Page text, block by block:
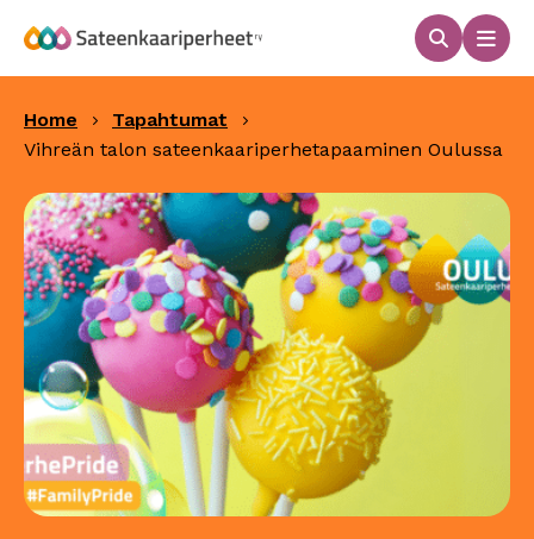
sisältöön
Haku
Home
Tapahtumat
Vihreän talon sateenkaariperhetapaaminen Oulussa